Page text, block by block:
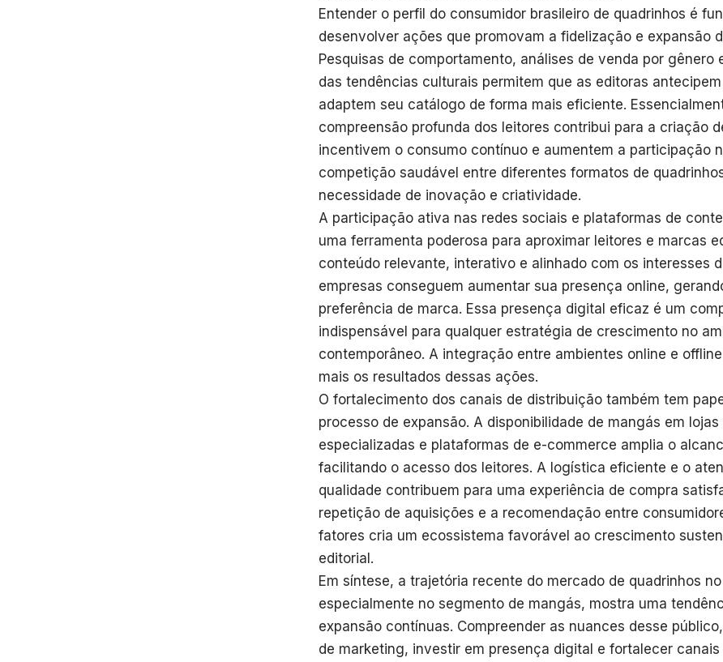
Entender o perfil do consumidor brasileiro de quadrinhos é
desenvolver ações que promovam a fidelização e expansão
Pesquisas de comportamento, análises de venda por gênero
das tendências culturais permitem que as editoras
adaptem seu catálogo de forma mais eficiente.
compreensão profunda dos leitores contribui para a criação
incentivem o consumo contínuo e aumentem a participação
competição saudável entre diferentes formatos de
necessidade de inovação e criatividade.
A participação ativa nas redes sociais e plataformas de
uma ferramenta poderosa para aproximar leitores e marcas
conteúdo relevante, interativo e alinhado com os interesses
empresas conseguem aumentar sua presença online,
preferência de marca. Essa presença digital eficaz é um
indispensável para qualquer estratégia de crescimento no
contemporâneo. A integração entre ambientes online e
mais os resultados dessas ações.
O fortalecimento dos canais de distribuição também tem
processo de expansão. A disponibilidade de mangás em
especializadas e plataformas de e-commerce amplia o
facilitando o acesso dos leitores. A logística eficiente e o
qualidade contribuem para uma experiência de compra
repetição de aquisições e a recomendação entre
fatores cria um ecossistema favorável ao crescimento
editorial.
Em síntese, a trajetória recente do mercado de quadrinhos no
especialmente no segmento de mangás, mostra uma
expansão contínuas. Compreender as nuances desse
de marketing, investir em presença digital e fortalecer